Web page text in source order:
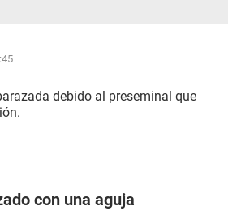
debido al preseminal que
con una aguja